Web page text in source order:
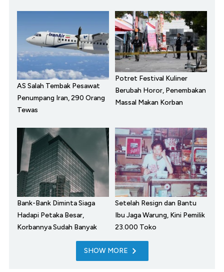
AS Salah Tembak Pesawat
Penumpang Iran, 290 Orang
Tewas
Potret Festival Kuliner
Berubah Horor, Penembakan
Massal Makan Korban
Bank-Bank Diminta Siaga
Hadapi Petaka Besar,
Korbannya Sudah Banyak
Setelah Resign dan Bantu
Ibu Jaga Warung, Kini Pemilik
23.000 Toko
SHOW MORE